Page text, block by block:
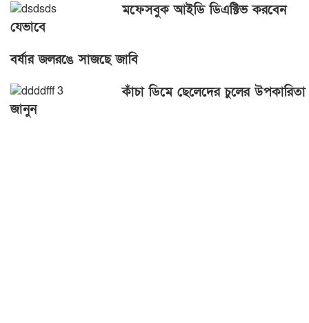
মফেসবুক আইডি ডিএক্টিভ করবেন
যেভাবে
বর্ষার জলরঙে সাজছে জাবি
কাঁচা ডিমে ছেলেদের চুলের উপকারিতা
জানুন